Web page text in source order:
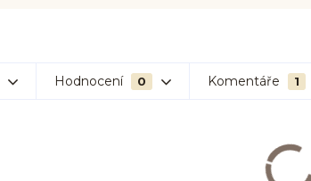
Hodnocení 0 Komentáře 1